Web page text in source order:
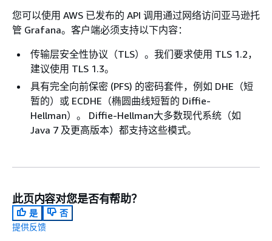
您可以使用 AWS 已发布的 API 调用通过网络访问亚马逊托
管 Grafana。客户端必须支持以下内容：
传输层安全性协议（TLS）。我们要求使用 TLS 1.2，
建议使用 TLS 1.3。
具有完全向前保密 (PFS) 的密码套件，例如 DHE（短
暂的）或 ECDHE（椭圆曲线短暂的 Diffie-
Hellman）。 Diffie-Hellman大多数现代系统（如
Java 7 及更高版本）都支持这些模式。
此页内容对您是否有帮助？
是
否
提供反馈